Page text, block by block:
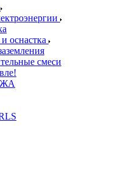
оснастка
смеси